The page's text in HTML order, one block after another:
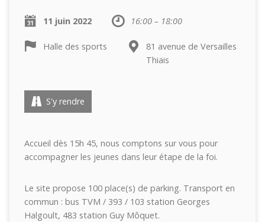
11 juin 2022 16:00 – 18:00
Halle des sports
81 avenue de Versailles
Thiais
S'y rendre
Accueil dès 15h 45, nous comptons sur vous pour
accompagner les jeunes dans leur étape de la foi.
Le site propose 100 place(s) de parking. Transport en
commun : bus TVM / 393 / 103 station Georges
Halgoult, 483 station Guy Môquet.